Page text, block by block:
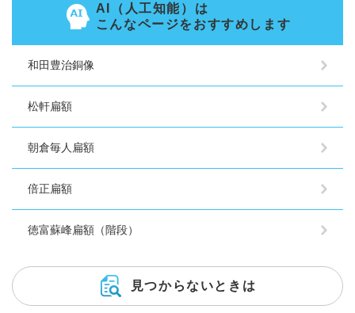
AI（人工知能）は
こんなページをおすすめします
和田豊治銅像
松軒扁額
朝倉毎人扁額
倍正扁額
徳富蘇峰扁額（階段）
見つからないときは